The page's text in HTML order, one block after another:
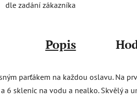
dle zadání zákazníka
Popis
parťákem na každou oslavu. Na
sklenic na vodu a nealko. Skvělý a